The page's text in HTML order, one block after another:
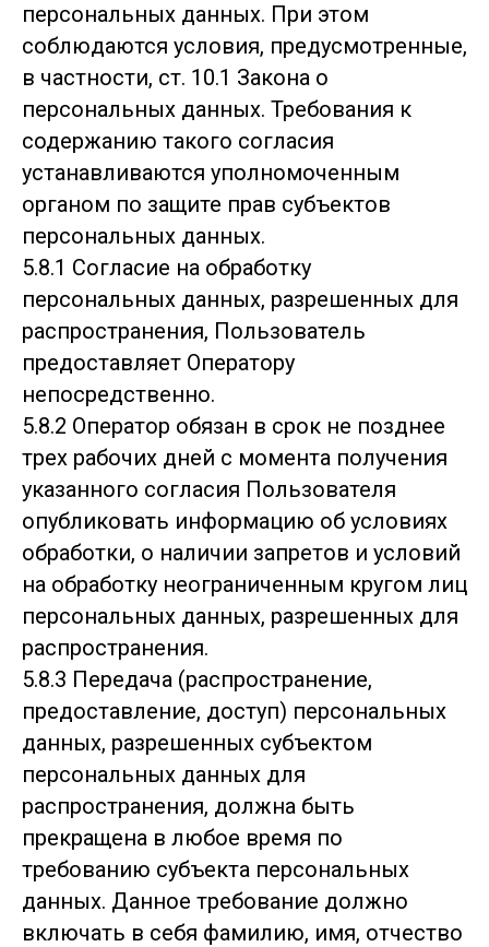
персональных данных. При этом
соблюдаются условия, предусмотренные,
в частности, ст. 10.1 Закона о
персональных данных. Требования к
содержанию такого согласия
устанавливаются уполномоченным
органом по защите прав субъектов
персональных данных.
5.8.1 Согласие на обработку
персональных данных, разрешенных для
распространения, Пользователь
предоставляет Оператору
непосредственно.
5.8.2 Оператор обязан в срок не позднее
трех рабочих дней с момента получения
указанного согласия Пользователя
опубликовать информацию об условиях
обработки, о наличии запретов и условий
на обработку неограниченным кругом лиц
персональных данных, разрешенных для
распространения.
5.8.3 Передача (распространение,
предоставление, доступ) персональных
данных, разрешенных субъектом
персональных данных для
распространения, должна быть
прекращена в любое время по
требованию субъекта персональных
данных. Данное требование должно
включать в себя фамилию, имя, отчество